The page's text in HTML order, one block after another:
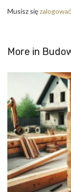
Musisz sięzalogować
More in